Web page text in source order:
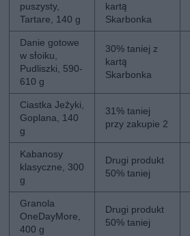
puszysty,
Tartare, 140 g
kartą
Skarbonka
Danie gotowe
w słoiku,
Pudliszki, 590-
610 g
30% taniej z
kartą
Skarbonka
Ciastka Jeżyki,
Goplana, 140
g
31% taniej
przy zakupie 2
Kabanosy
klasyczne, 300
g
Drugi produkt
50% taniej
Granola
OneDayMore,
400 g
Drugi produkt
50% taniej